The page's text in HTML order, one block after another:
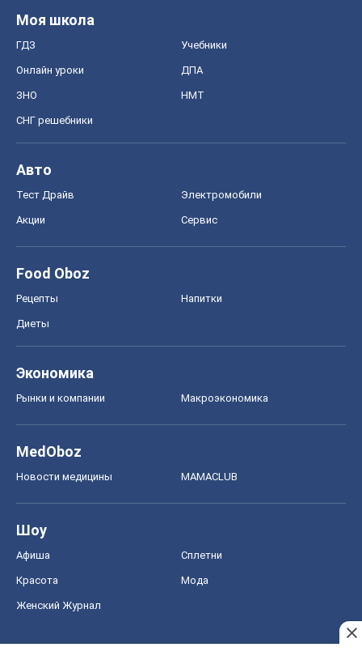
Моя школа
ГДЗ Учебники
Онлайн уроки ДПА
ЗНО НМТ
СНГ решебники
Авто
Тест Драйв Электромобили
Акции Сервис
Food Oboz
Рецепты Напитки
Диеты
Экономика
Рынки и компании Mакроэкономика
MedOboz
Новости медицины MAMACLUB
Шоу
Афиша Сплетни
Красота Мода
Женский Журнал